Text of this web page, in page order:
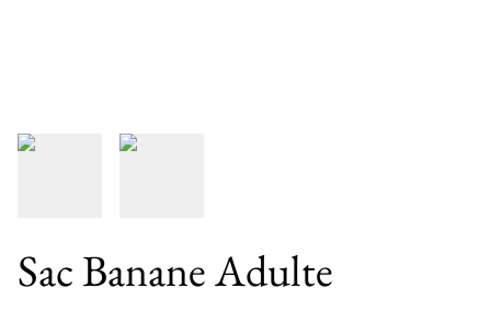
Sac Banane Adulte